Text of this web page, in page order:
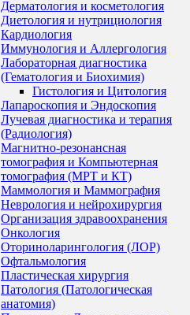
Дерматология и косметология
Диетология и нутрициология
Кардиология
Иммунология и Аллергология
Лабораторная диагностика
(Гематология и Биохимия)
Гистология и Цитология
Лапароскопия и Эндоскопия
Лучевая диагностика и терапия
(Радиология)
Магнитно-резонансная
томография и Компьютерная
томография (МРТ и КТ)
Маммология и Маммография
Неврология и нейрохирургия
Организация здравоохранения
Онкология
Оториноларингология (ЛОР)
Офтальмология
Пластическая хирургия
Патология (Патологическая
анатомия)